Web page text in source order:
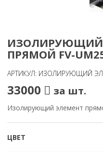
ИЗОЛИРУЮЩИЙ
ПРЯМОЙ FV-
АРТИКУЛ: ИЗОЛИРУЮЩИЙ
33000 за шт.
Изолирующий элемент
ЦВЕТ